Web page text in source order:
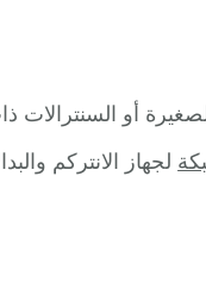
أو السنترالات
لجهاز الانتركم